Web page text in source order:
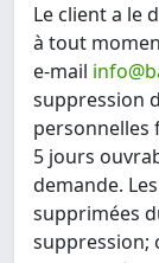
Le client a le
à tout
e-mail
suppression
personnelles
5 jours
demande.
supprimées
suppression;